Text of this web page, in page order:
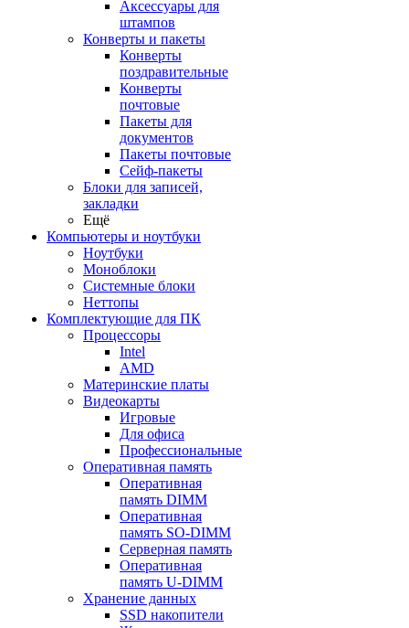
Аксессуары для
штампов
Конверты и пакеты
Конверты
поздравительные
Конверты
почтовые
Пакеты для
документов
Пакеты почтовые
Сейф-пакеты
Блоки для записей,
закладки
Ещё
Компьютеры и ноутбуки
Ноутбуки
Моноблоки
Системные блоки
Неттопы
Комплектующие для ПК
Процессоры
Intel
AMD
Материнские платы
Видеокарты
Игровые
Для офиса
Профессиональные
Оперативная память
Оперативная
память DIMM
Оперативная
память SO-DIMM
Серверная память
Оперативная
память U-DIMM
Хранение данных
SSD накопители